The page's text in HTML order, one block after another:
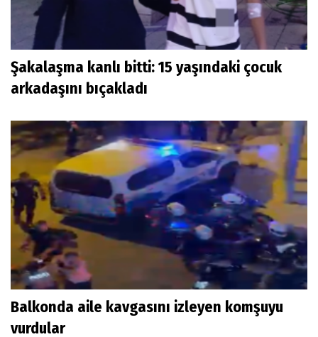
Şakalaşma kanlı bitti: 15 yaşındaki çocuk
arkadaşını bıçakladı
Balkonda aile kavgasını izleyen komşuyu
vurdular